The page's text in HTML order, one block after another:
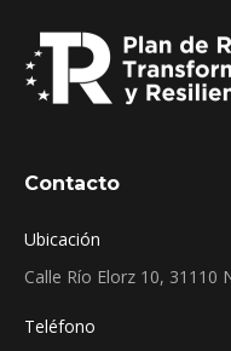
Contacto
Ubicación
Calle Río Elorz 10, 31110
Teléfono